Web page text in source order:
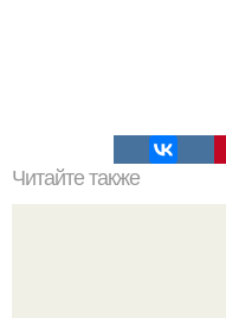
Читайте также